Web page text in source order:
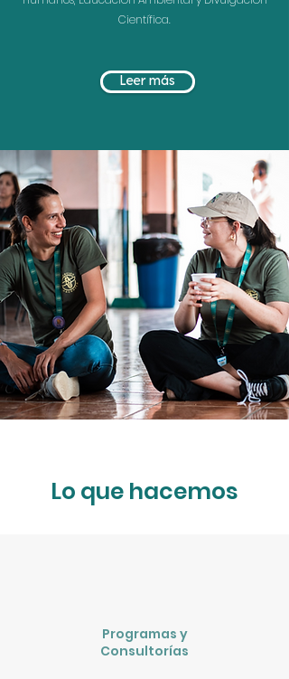
Científica.
Leer más
Lo que hacemos
Programas y
Consultorías